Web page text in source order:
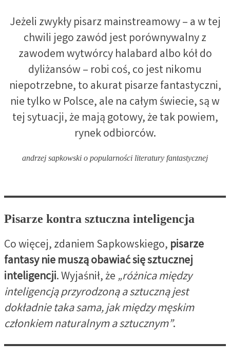
Jeżeli zwykły pisarz mainstreamowy – a w tej
chwili jego zawód jest porównywalny z
zawodem wytwórcy halabard albo kół do
dyliżansów – robi coś, co jest nikomu
niepotrzebne, to akurat pisarze fantastyczni,
nie tylko w Polsce, ale na całym świecie, są w
tej sytuacji, że mają gotowy, że tak powiem,
rynek odbiorców.
andrzej sapkowski o popularności literatury fantastycznej
Pisarze kontra sztuczna inteligencja
Co więcej, zdaniem Sapkowskiego, pisarze
fantasy nie muszą obawiać się sztucznej
inteligencji. Wyjaśnił, że„różnica między
inteligencją przyrodzoną a sztuczną jest
dokładnie taka sama, jak między męskim
członkiem naturalnym a sztucznym”.